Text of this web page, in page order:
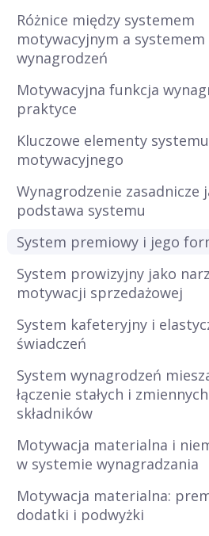
Różnice między systemem
motywacyjnym a systemem
wynagrodzeń
Motywacyjna funkcja
praktyce
Kluczowe elementy systemu
motywacyjnego
Wynagrodzenie zasadnicze
podstawa systemu
System premiowy i jego
System prowizyjny jako
motywacji sprzedażowej
System kafeteryjny i
świadczeń
System wynagrodzeń
łączenie stałych i zmiennych
składników
Motywacja materialna i
w systemie wynagradzania
Motywacja materialna:
dodatki i podwyżki